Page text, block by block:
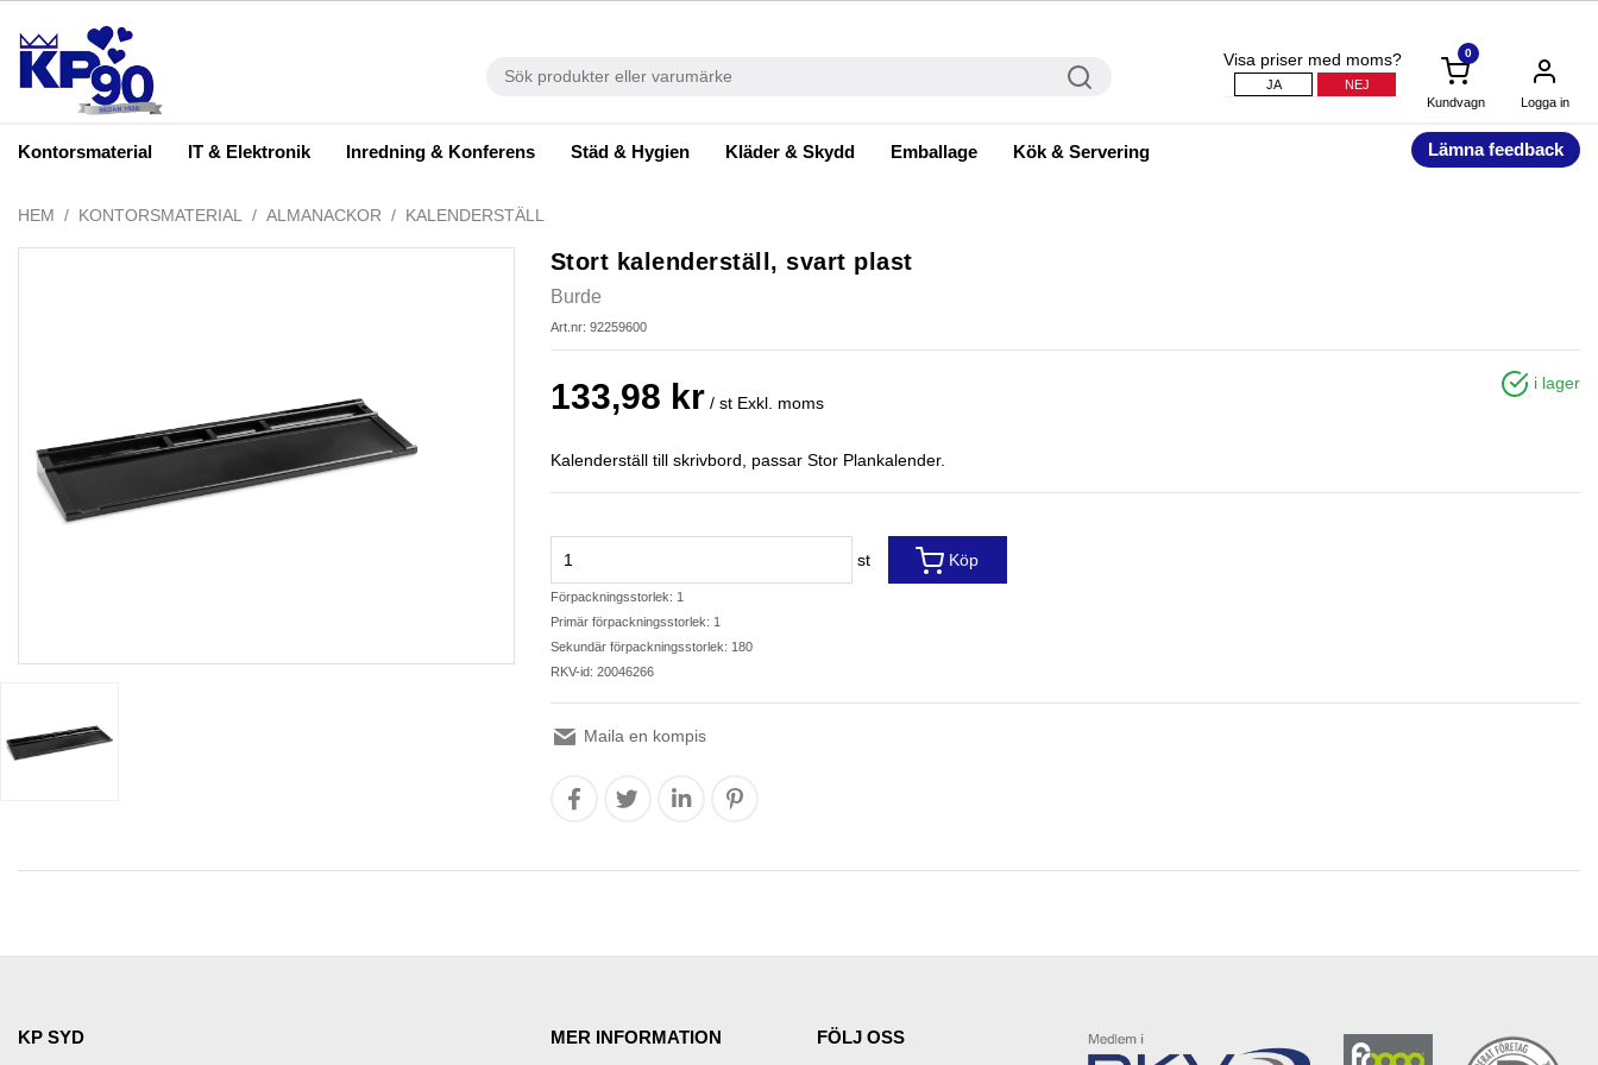
Visa priser med moms?
JA NEJ
0
Kundvagn Logga in
Kontorsmaterial IT & Elektronik Inredning & Konferens Städ & Hygien Kläder & Skydd Emballage Kök & Servering Lämna feedback
HEM KONTORSMATERIAL ALMANACKOR KALENDERSTÄLL
Stort kalenderställ, svart plast
Burde
Art.nr: 92259600
133,98 kr / st Exkl. moms
i lager
Kalenderställ till skrivbord, passar Stor Plankalender.
st
Förpackningsstorlek: 1
Primär förpackningsstorlek: 1
Sekundär förpackningsstorlek: 180
RKV-id: 20046266
Köp
Maila en kompis
KP SYD MER INFORMATION FÖLJ OSS